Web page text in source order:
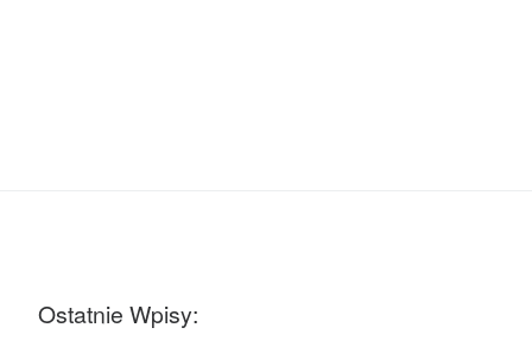
Ostatnie Wpisy: